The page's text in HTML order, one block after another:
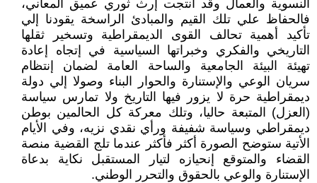
النسوية والعمال وقد أنتجت إرث ثوري عميق المعاني،
فالحفاظ علي تلك القيم والمبادئ الراسخة يقودنا إلي
تأكيد أهمية تحالف القوى الديمقراطية وتسخير ثقلها
التاريخي والفكري وخبراتها السياسية في إتجاه إعادة
تهيئة البيئة الجامعية والساحة العامة لضمان إنتظام
سريان الوعي والإستنارة والحوار البناء وصولا إلي دولة
ديمقراطية حرة لا يزور فيها التاريخ ولا تمارس سياسة
(العزل) المتبعة حاليا، وتلك معركة كل الحالمين بوطن
ديمقراطي وسياسة شفيفة ورأي نقدي نزيه، وفي الأيام
الأتية ستوضح الصورة أكثر فأكثر عندما تلج القضية منصة
القضاء والمتوقع إنحيازه لتيار المستقبل نكاية بدعاة
الإستنارة والوعي بالحقوق والتحرر الوطني.